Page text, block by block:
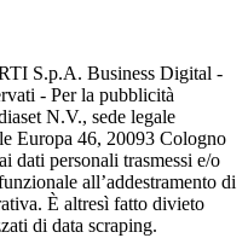
S.p.A. Business Digital -
- Per la pubblicità
N.V., sede legale
Europa 46, 20093 Cologno
dati personali trasmessi e/o
all’addestramento di
È altresì fatto divieto
di data scraping.